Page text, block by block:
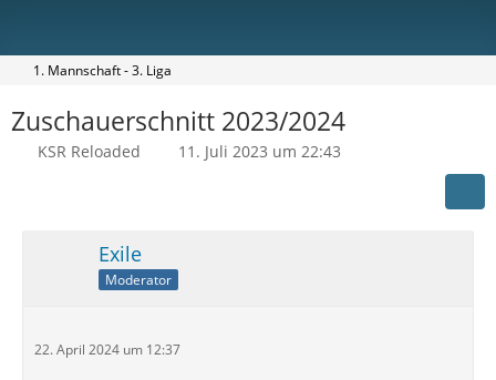
1. Mannschaft - 3. Liga
Zuschauerschnitt 2023/2024
KSR Reloaded 11. Juli 2023 um 22:43
Exile
Moderator
22. April 2024 um 12:37